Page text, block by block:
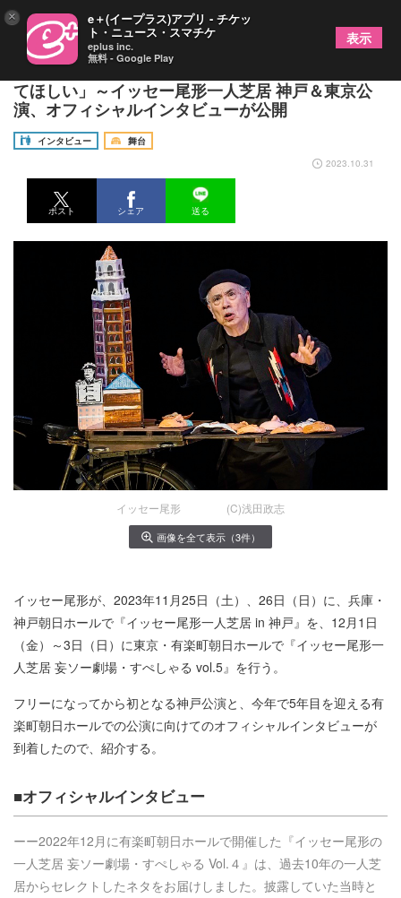
イッセー尾形「僕のネタを見て、この時代を想像し
てほしい」～イッセー尾形一人芝居 神戸＆東京公
演、オフィシャルインタビューが公開
インタビュー
舞台
2023.10.31
ポスト シェア 送る
イッセー尾形 (C)浅田政志
画像を全て表示（3件）
イッセー尾形が、2023年11月25日（土）、26日（日）に、兵庫・
神戸朝日ホールで『イッセー尾形一人芝居 in 神戸』を、12月1日
（金）～3日（日）に東京・有楽町朝日ホールで『イッセー尾形一
人芝居 妄ソー劇場・すぺしゃる vol.5』を行う。
フリーになってから初となる神戸公演と、今年で5年目を迎える有
楽町朝日ホールでの公演に向けてのオフィシャルインタビューが
到着したので、紹介する。
■オフィシャルインタビュー
ーー2022年12月に有楽町朝日ホールで開催した『イッセー尾形の
一人芝居 妄ソー劇場・すぺしゃる Vol.４』は、過去10年の一人芝
居からセレクトしたネタをお届けしました。披露していた当時と
× e＋(イープラス)アプリ - チケッ
ト・ニュース・スマチケ
eplus inc.
無料 - Google Play
表示